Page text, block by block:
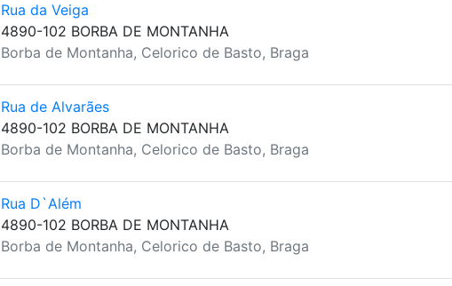
Rua da Veiga
4890-102 BORBA DE MONTANHA
Borba de Montanha, Celorico de Basto, Braga
Rua de Alvarães
4890-102 BORBA DE MONTANHA
Borba de Montanha, Celorico de Basto, Braga
Rua D`Além
4890-102 BORBA DE MONTANHA
Borba de Montanha, Celorico de Basto, Braga